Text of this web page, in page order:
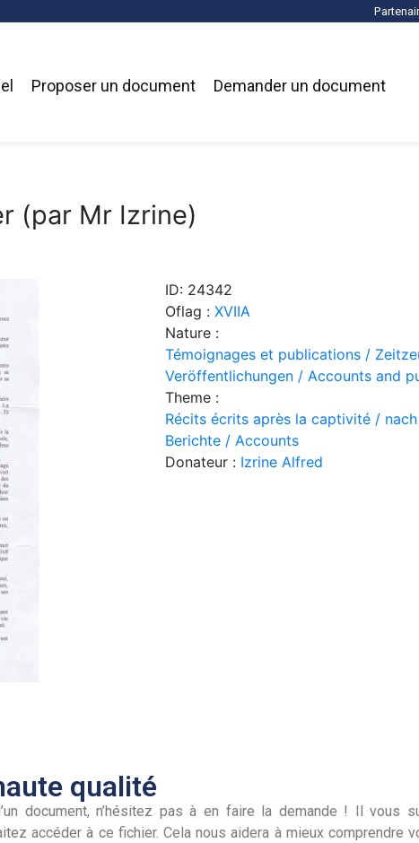
Proposer un document Demander un document
(par Mr Izrine)
ID: 24342
Oflag : XVIIA
Nature :
Témoignages et publications /
Veröffentlichungen / Accounts and
Theme :
Récits écrits après la captivité /
Berichte / Accounts
Donateur : Izrine Alfred
qualité
document, n’hésitez pas à en faire la demande ! Il vous
accéder à ce fichier. Cela nous aidera à mieux comprendre